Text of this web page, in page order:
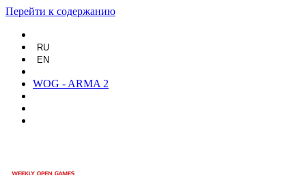
Перейти к содержанию
RU
EN
WOG - ARMA 2